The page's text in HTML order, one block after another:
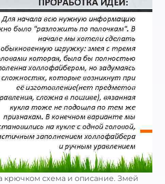
крючком схема и описание. Змей